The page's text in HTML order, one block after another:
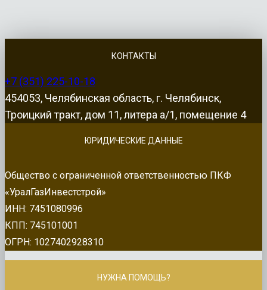
КОНТАКТЫ
+7 (351) 225-10-18
454053, Челябинская область, г. Челябинск,
Троицкий тракт, дом 11, литера а/1, помещение 4
ЮРИДИЧЕСКИЕ ДАННЫЕ
Общество с ограниченной ответственностью ПКФ
«УралГазИнвестстрой»
ИНН: 7451080996
КПП: 745101001
ОГРН: 1027402928310
НУЖНА ПОМОЩЬ?